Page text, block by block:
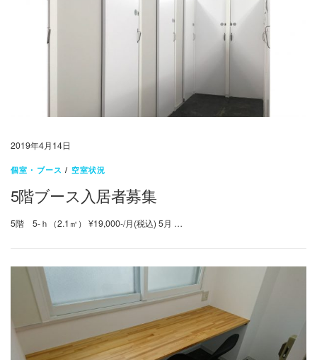
2019年4月14日
個室・ブース / 空室状況
5階ブース入居者募集
5階 5-ｈ（2.1㎡） ¥19,000-/月(税込) 5月 …